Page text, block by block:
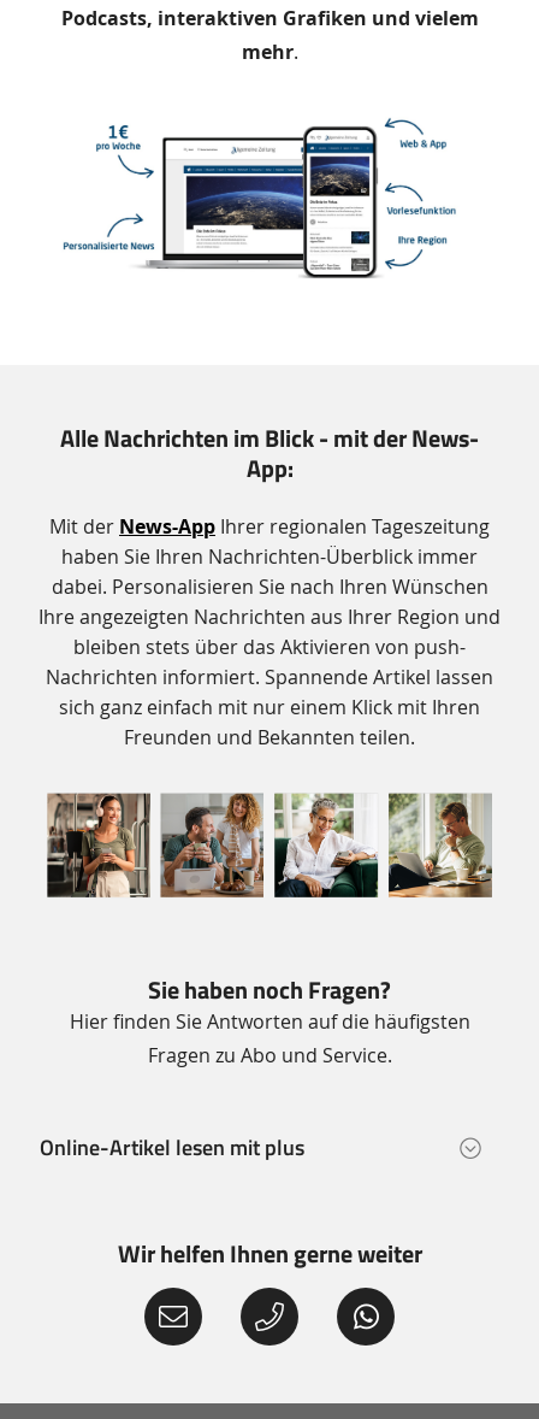
Podcasts, interaktiven Grafiken und vielem
mehr.
Alle Nachrichten im Blick - mit der News-
App:
Mit der News-App Ihrer regionalen Tageszeitung
haben Sie Ihren Nachrichten-Überblick immer
dabei. Personalisieren Sie nach Ihren Wünschen
Ihre angezeigten Nachrichten aus Ihrer Region und
bleiben stets über das Aktivieren von push-
Nachrichten informiert. Spannende Artikel lassen
sich ganz einfach mit nur einem Klick mit Ihren
Freunden und Bekannten teilen.
Sie haben noch Fragen?
Hier finden Sie Antworten auf die häufigsten
Fragen zu Abo und Service.
Online-Artikel lesen mit plus
Wir helfen Ihnen gerne weiter